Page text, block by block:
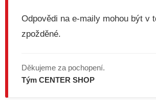
s
u
Odpovědi na e-maily mohou být v
zpožděné.
Děkujeme za pochopení.
Tým CENTER SHOP